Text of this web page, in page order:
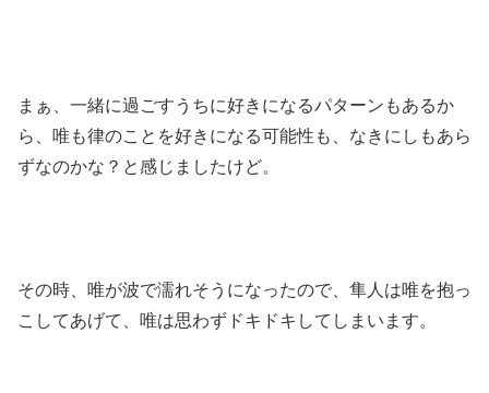
まぁ、一緒に過ごすうちに好きになるパターンもあるか
ら、唯も律のことを好きになる可能性も、なきにしもあら
ずなのかな？と感じましたけど。
その時、唯が波で濡れそうになったので、隼人は唯を抱っ
こしてあげて、唯は思わずドキドキしてしまいます。